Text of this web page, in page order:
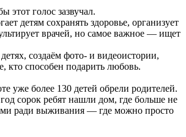
этот голос зазвучал.
детям сохранять здоровье, организует
врачей, но самое важное — ищет
создаём фото- и видеоистории,
кто способен подарить любовь.
уже более 130 детей обрели родителей.
сорок ребят нашли дом, где больше не
ради выживания — где можно просто